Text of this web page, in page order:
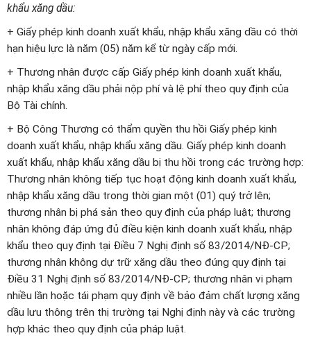
khẩu xăng dầu:
+ Giấy phép kinh doanh xuất khẩu, nhập khẩu xăng dầu có thời
hạn hiệu lực là năm (05) năm kể từ ngày cấp mới.
+ Thương nhân được cấp Giấy phép kinh doanh xuất khẩu,
nhập khẩu xăng dầu phải nộp phí và lệ phí theo quy định của
Bộ Tài chính.
+ Bộ Công Thương có thẩm quyền thu hồi Giấy phép kinh
doanh xuất khẩu, nhập khẩu xăng dầu. Giấy phép kinh doanh
xuất khẩu, nhập khẩu xăng dầu bị thu hồi trong các trường hợp:
Thương nhân không tiếp tục hoạt động kinh doanh xuất khẩu,
nhập khẩu xăng dầu trong thời gian một (01) quý trở lên;
thương nhân bị phá sản theo quy định của pháp luật; thương
nhân không đáp ứng đủ điều kiện kinh doanh xuất khẩu, nhập
khẩu theo quy định tại Điều 7 Nghị định số 83/2014/NĐ-CP;
thương nhân không dự trữ xăng dầu theo đúng quy định tại
Điều 31 Nghị định số 83/2014/NĐ-CP; thương nhân vi phạm
nhiều lần hoặc tái phạm quy định về bảo đảm chất lượng xăng
dầu lưu thông trên thị trường tại Nghị định này và các trường
hợp khác theo quy định của pháp luật.